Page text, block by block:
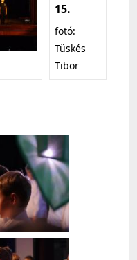
15.
fotó:
Tüskés
Tibor